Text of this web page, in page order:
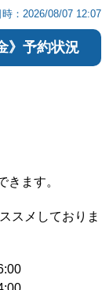
：2026/08/07 12:07
》予約状況
きます。
スメしておりま